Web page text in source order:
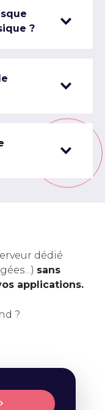
?
dédié
sans
applications.
?